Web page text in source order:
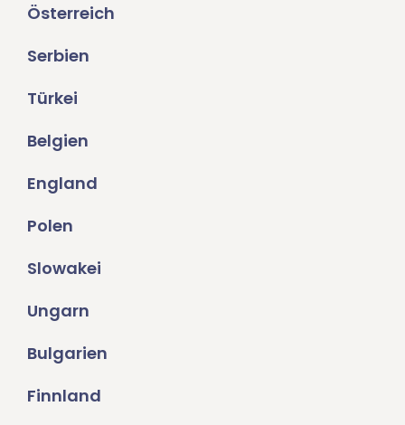
Österreich
Serbien
Türkei
Belgien
England
Polen
Slowakei
Ungarn
Bulgarien
Finnland